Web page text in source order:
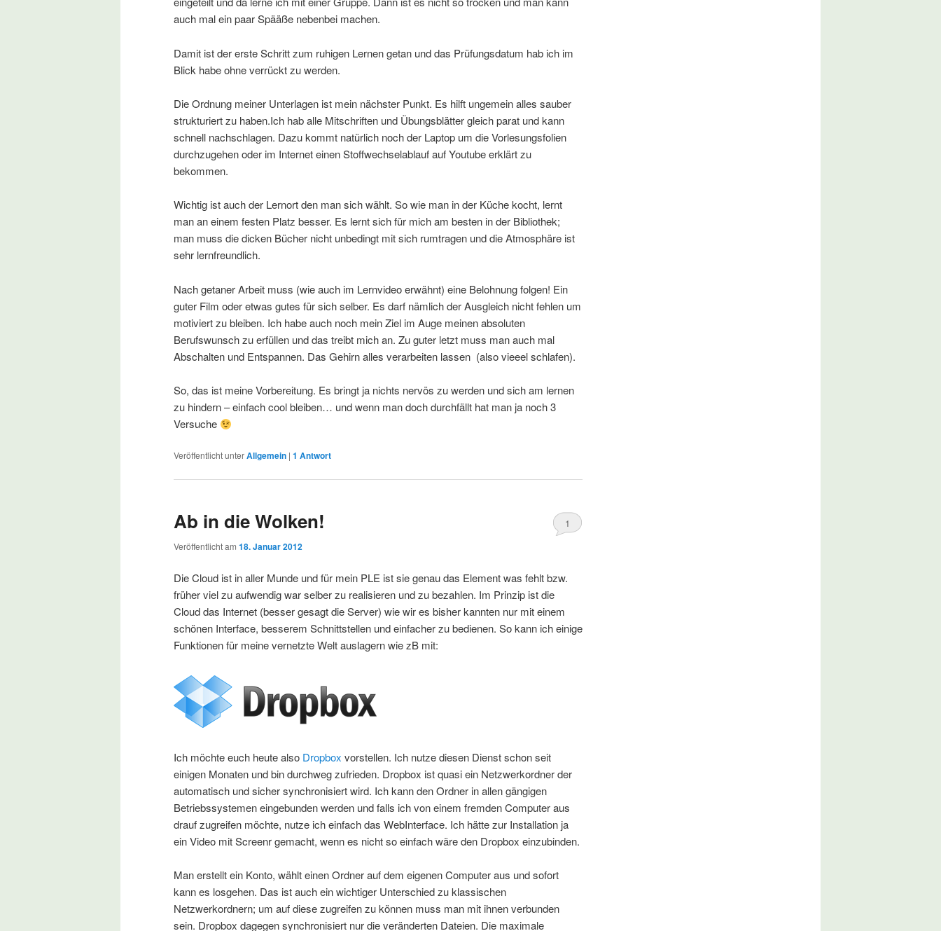
auch mal ein paar Spääße nebenbei machen.
Damit ist der erste Schritt zum ruhigen Lernen getan und das Prüfungsdatum hab ich im
Blick habe ohne verrückt zu werden.
Die Ordnung meiner Unterlagen ist mein nächster Punkt. Es hilft ungemein alles sauber
strukturiert zu haben.Ich hab alle Mitschriften und Übungsblätter gleich parat und kann
schnell nachschlagen. Dazu kommt natürlich noch der Laptop um die Vorlesungsfolien
durchzugehen oder im Internet einen Stoffwechselablauf auf Youtube erklärt zu
bekommen.
Wichtig ist auch der Lernort den man sich wählt. So wie man in der Küche kocht, lernt
man an einem festen Platz besser. Es lernt sich für mich am besten in der Bibliothek;
man muss die dicken Bücher nicht unbedingt mit sich rumtragen und die Atmosphäre ist
sehr lernfreundlich.
Nach getaner Arbeit muss (wie auch im Lernvideo erwähnt) eine Belohnung folgen! Ein
guter Film oder etwas gutes für sich selber. Es darf nämlich der Ausgleich nicht fehlen um
motiviert zu bleiben. Ich habe auch noch mein Ziel im Auge meinen absoluten
Berufswunsch zu erfüllen und das treibt mich an. Zu guter letzt muss man auch mal
Abschalten und Entspannen. Das Gehirn alles verarbeiten lassen (also vieeel schlafen).
So, das ist meine Vorbereitung. Es bringt ja nichts nervös zu werden und sich am lernen
zu hindern – einfach cool bleiben… und wenn man doch durchfällt hat man ja noch 3
Versuche
Veröffentlicht unterAllgemein | 1 Antwort
Ab in die Wolken!
Veröffentlicht am 18. Januar 2012
1
Die Cloud ist in aller Munde und für mein PLE ist sie genau das Element was fehlt bzw.
früher viel zu aufwendig war selber zu realisieren und zu bezahlen. Im Prinzip ist die
Cloud das Internet (besser gesagt die Server) wie wir es bisher kannten nur mit einem
schönen Interface, besserem Schnittstellen und einfacher zu bedienen. So kann ich einige
Funktionen für meine vernetzte Welt auslagern wie zB mit:
Ich möchte euch heute also Dropbox vorstellen. Ich nutze diesen Dienst schon seit
einigen Monaten und bin durchweg zufrieden. Dropbox ist quasi ein Netzwerkordner der
automatisch und sicher synchronisiert wird. Ich kann den Ordner in allen gängigen
Betriebssystemen eingebunden werden und falls ich von einem fremden Computer aus
drauf zugreifen möchte, nutze ich einfach das WebInterface. Ich hätte zur Installation ja
ein Video mit Screenr gemacht, wenn es nicht so einfach wäre den Dropbox einzubinden.
Man erstellt ein Konto, wählt einen Ordner auf dem eigenen Computer aus und sofort
kann es losgehen. Das ist auch ein wichtiger Unterschied zu klassischen
Netzwerkordnern; um auf diese zugreifen zu können muss man mit ihnen verbunden
sein. Dropbox dagegen synchronisiert nur die veränderten Dateien. Die maximale